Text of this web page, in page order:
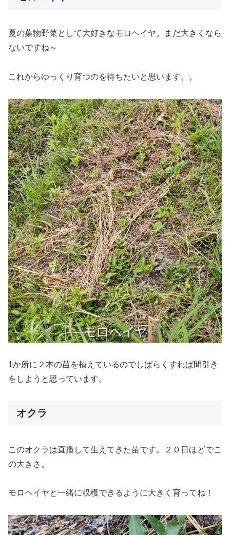
夏の葉物野菜として大好きなモロヘイヤ。まだ大きくなら
ないですね～
これからゆっくり育つのを待ちたいと思います。。
1か所に２本の苗を植えているのでしばらくすれば間引き
をしようと思っています。
オクラ
このオクラは直播して生えてきた苗です。２０日ほどでこ
の大きさ。
モロヘイヤと一緒に収穫できるように大きく育ってね！